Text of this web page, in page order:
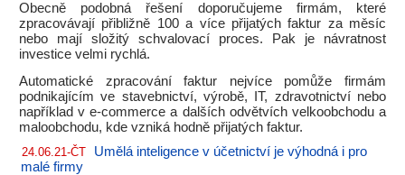
Obecně podobná řešení doporučujeme firmám, které
zpracovávají přibližně 100 a více přijatých faktur za měsíc
nebo mají složitý schvalovací proces. Pak je návratnost
investice velmi rychlá.
Automatické zpracování faktur nejvíce pomůže firmám
podnikajícím ve stavebnictví, výrobě, IT, zdravotnictví nebo
například v e-commerce a dalších odvětvích velkoobchodu a
maloobchodu, kde vzniká hodně přijatých faktur.
24.06.21-ČT
Umělá inteligence v účetnictví je výhodná i pro
malé firmy